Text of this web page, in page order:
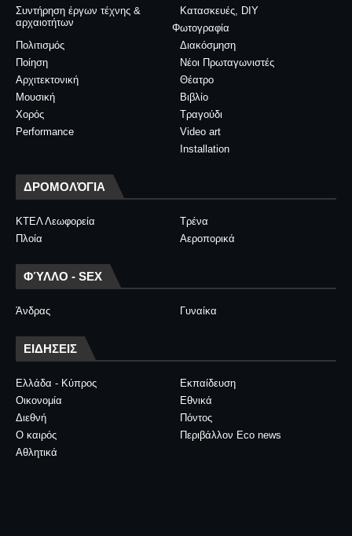
Συντήρηση έργων τέχνης &
αρχαιοτήτων
Κατασκευές, DIY
Φωτογραφία
Διακόσμηση
Πολιτισμός
Νέοι Πρωταγωνιστές
Ποίηση
Θέατρο
Αρχιτεκτονική
Βιβλίο
Μουσική
Τραγούδι
Χορός
Video art
Performance
Installation
ΔΡΟΜΟΛΌΓΙΑ
ΚΤΕΛ Λεωφορεία
Τρένα
Πλοία
Αεροπορικά
ΦΎΛΛΟ - SEX
Άνδρας Γυναίκα
ΕΙΔΗΣΕΙΣ
Ελλάδα - Κύπρος
Εκπαίδευση
Οικονομία
Εθνικά
Διεθνή
Πόντος
Ο καιρός
Περιβάλλον Eco news
Αθλητικά